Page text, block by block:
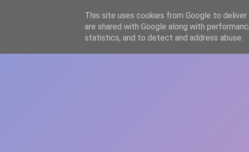
WWW.GAZISTI.RO
This site uses cookies from Google to
are shared with Google along with
statistics, and to detect and address abuse.